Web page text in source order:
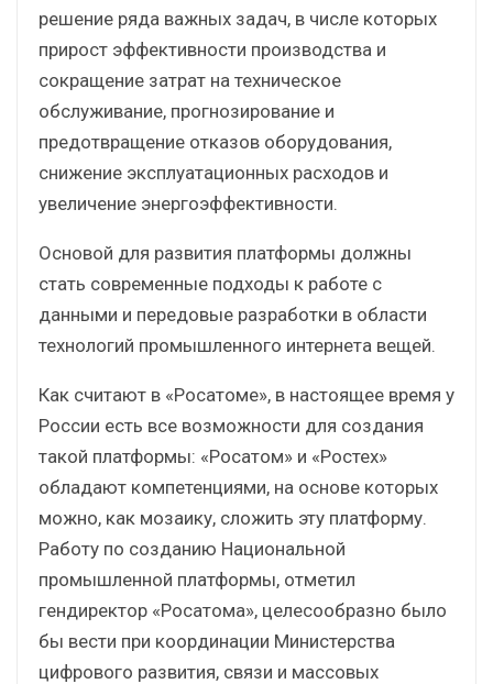
решение ряда важных задач, в числе которых
прирост эффективности производства и
сокращение затрат на техническое
обслуживание, прогнозирование и
предотвращение отказов оборудования,
снижение эксплуатационных расходов и
увеличение энергоэффективности.
Основой для развития платформы должны
стать современные подходы к работе с
данными и передовые разработки в области
технологий промышленного интернета вещей.
Как считают в «Росатоме», в настоящее время у
России есть все возможности для создания
такой платформы: «Росатом» и «Ростех»
обладают компетенциями, на основе которых
можно, как мозаику, сложить эту платформу.
Работу по созданию Национальной
промышленной платформы, отметил
гендиректор «Росатома», целесообразно было
бы вести при координации Министерства
цифрового развития, связи и массовых